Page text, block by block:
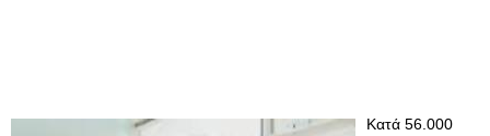
Κατά 56.000